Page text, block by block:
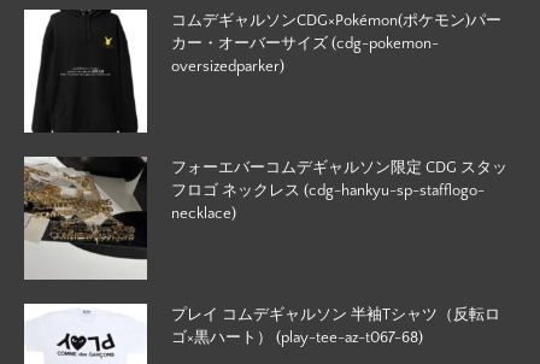
コムデギャルソンCDG×Pokémon(ポケモン)パー
カー・オーバーサイズ (cdg-pokemon-
oversizedparker)
フォーエバーコムデギャルソン限定 CDG スタッ
フロゴ ネックレス (cdg-hankyu-sp-stafflogo-
necklace)
プレイ コムデギャルソン 半袖Tシャツ（反転ロ
ゴ×黒ハート） (play-tee-az-t067-68)